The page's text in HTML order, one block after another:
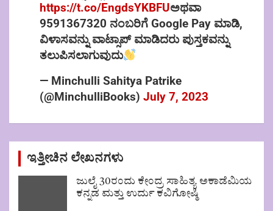
https://t.co/EngdsYKBFUಅಥವಾ
9591367320 ನಂಬರಿಗೆ Google Pay ಮಾಡಿ,
ವಿಳಾಸವನ್ನು ವಾಟ್ಸಾಪ್ ಮಾಡಿದರು ಪುಸ್ತಕವನ್ನು
ತಲುಪಿಸಲಾಗುವುದು
— Minchulli Sahitya Patrike
(@MinchulliBooks) July 7, 2023
ಇತ್ತೀಚಿನ ಲೇಖನಗಳು
ಜುಲೈ 30ರಂದು ಕೇಂದ್ರ ಸಾಹಿತ್ಯ ಅಕಾಡೆಮಿಯ
ಕನ್ನಡ ಮತ್ತು ಉರ್ದು ಕವಿಗೋಷ್ಠಿ